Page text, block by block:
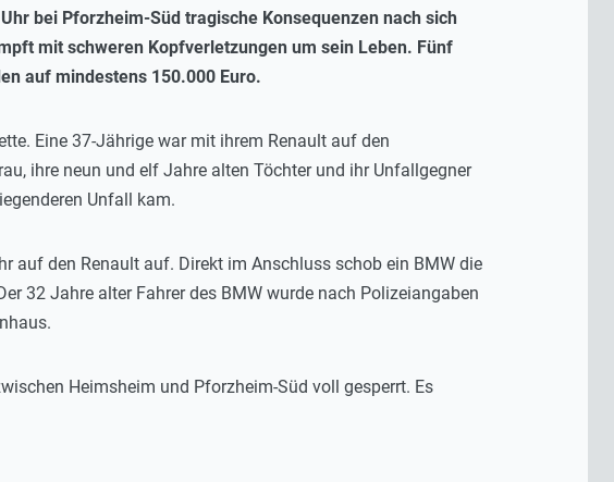
bei Pforzheim-Süd tragische Konsequenzen nach sich
mit schweren Kopfverletzungen um sein Leben. Fünf
auf mindestens 150.000 Euro.
Eine 37-Jährige war mit ihrem Renault auf den
ihre neun und elf Jahre alten Töchter und ihr Unfallgegner
Unfall kam.
auf den Renault auf. Direkt im Anschluss schob ein BMW die
32 Jahre alter Fahrer des BMW wurde nach Polizeiangaben
Heimsheim und Pforzheim-Süd voll gesperrt. Es